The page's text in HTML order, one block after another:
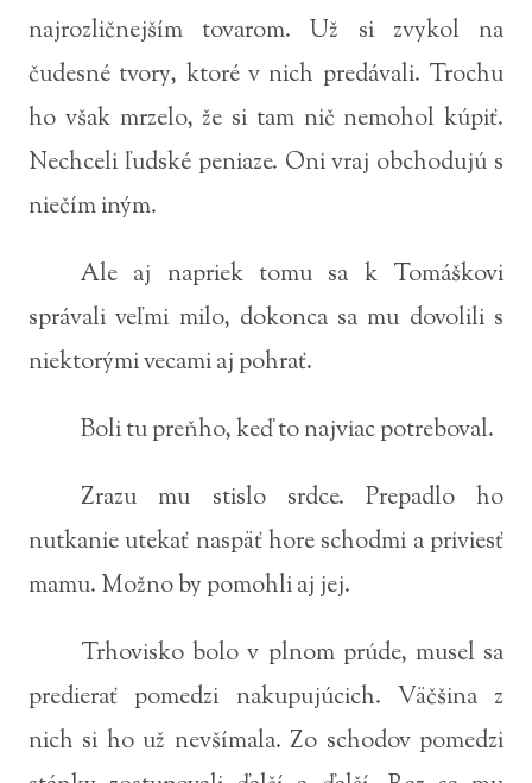
najrozličnejším tovarom. Už si zvykol na
čudesné tvory, ktoré v nich predávali. Trochu
ho však mrzelo, že si tam nič nemohol kúpiť.
Nechceli ľudské peniaze. Oni vraj obchodujú s
niečím iným.
Ale aj napriek tomu sa k Tomáškovi
správali veľmi milo, dokonca sa mu dovolili s
niektorými vecami aj pohrať.
Boli tu preňho, keď to najviac potreboval.
Zrazu mu stislo srdce. Prepadlo ho
nutkanie utekať naspäť hore schodmi a priviesť
mamu. Možno by pomohli aj jej.
Trhovisko bolo v plnom prúde, musel sa
predierať pomedzi nakupujúcich. Väčšina z
nich si ho už nevšímala. Zo schodov pomedzi